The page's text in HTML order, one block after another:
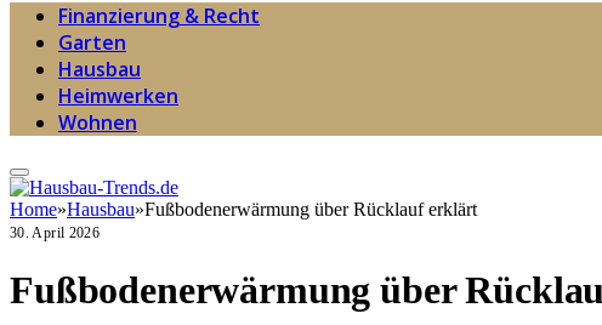
Finanzierung & Recht
Garten
Hausbau
Heimwerken
Wohnen
Home»Hausbau»Fußbodenerwärmung über Rücklauf erklärt
30. April 2026
Fußbodenerwärmung über